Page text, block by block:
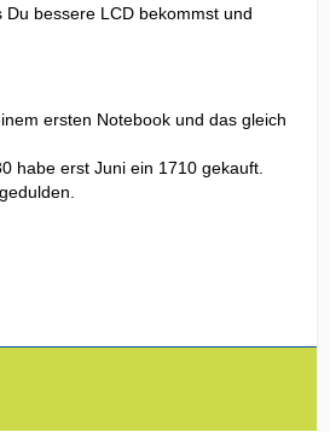
Du bessere LCD bekommst und
ersten Notebook und das gleich
habe erst Juni ein 1710 gekauft.